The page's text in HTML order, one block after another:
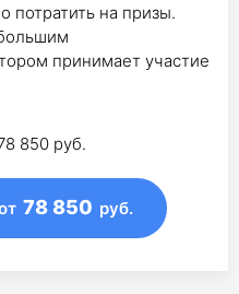
на призы.
принимает участие
850 руб.
78 850 руб.